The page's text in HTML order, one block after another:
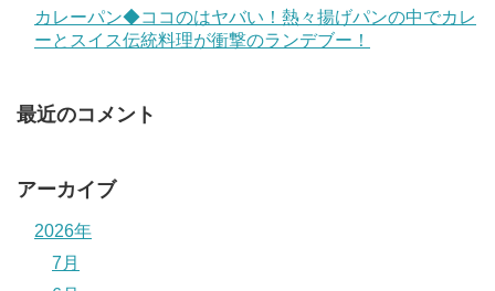
カレーパン◆ココのはヤバい！熱々揚げパンの中でカレ
ーとスイス伝統料理が衝撃のランデブー！
最近のコメント
アーカイブ
2026年
7月